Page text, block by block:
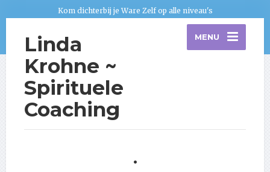
Kom dichterbij je Ware Zelf op alle niveau's
Linda
Krohne ~
Spirituele
Coaching
MENU
.